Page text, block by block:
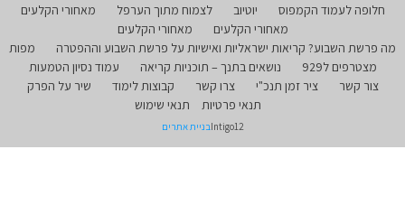
חלופה לעמוד הקמפוס
יוטיוב לצמוח מתוך הערפל
מאחורי הקלעים
מאחורי הקלעים
מאחורי הקלעים
מה פרשת השבוע? קריאות ישראליות ואישיות על פרשת השבוע וההפטרה
מפות
מצטרפים ל929
נושאים בתנך – תוכניות קריאה
עמוד נסיון הטמעות
צור קשר
ציר זמן תנכ"י צרו קשר קבוצות לימוד
שיר על הפרק
תנאי פרטיות
תנאי שימוש
Intigo12בניית אתרים